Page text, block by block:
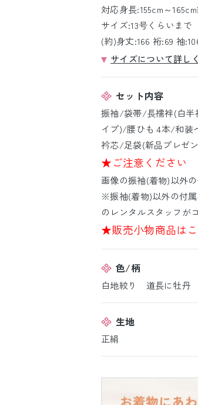
対応身長:155cm～
サイズ:13号くらいまで
(約)身丈:166 裄:69 袖
サイズについて詳し
セット内容
振袖/袋帯/長襦袢(白
イプ)/腰ひも 4本/和
衿芯/足袋(新品プレゼ
★ご注意ください
画像の振袖(着物)以外
※振袖(着物)以外の付
のレンタルスタッフが
★販売小物商品は
色/柄
白地絞り 道長に牡丹
生地
正絹